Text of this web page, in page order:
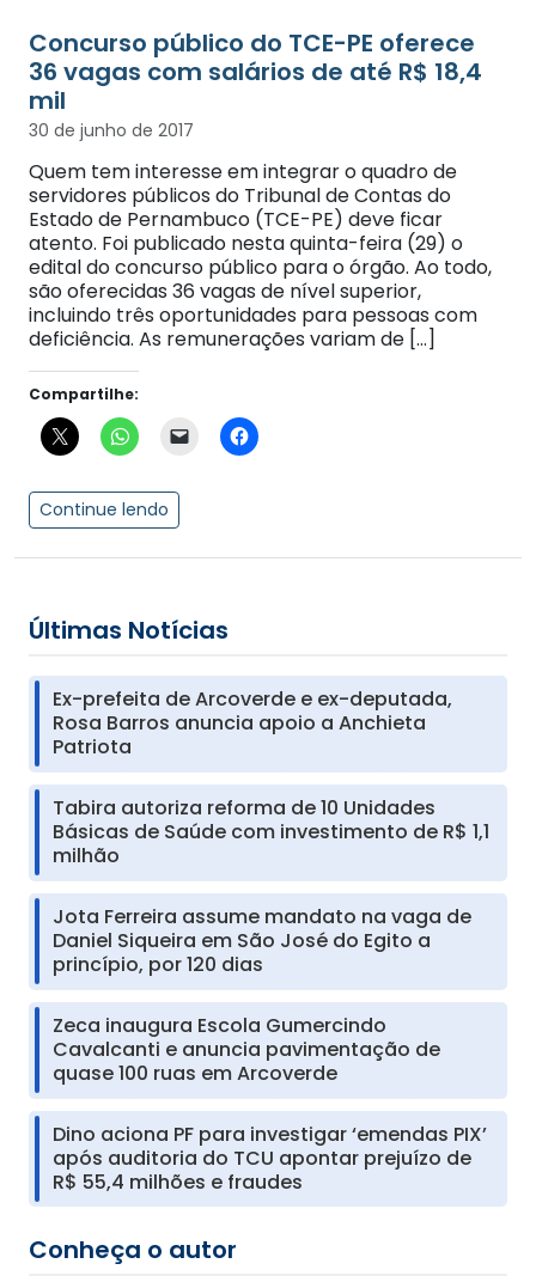
Concurso público do TCE-PE oferece
36 vagas com salários de até R$ 18,4
mil
30 de junho de 2017
Quem tem interesse em integrar o quadro de
servidores públicos do Tribunal de Contas do
Estado de Pernambuco (TCE-PE) deve ficar
atento. Foi publicado nesta quinta-feira (29) o
edital do concurso público para o órgão. Ao todo,
são oferecidas 36 vagas de nível superior,
incluindo três oportunidades para pessoas com
deficiência. As remunerações variam de […]
Compartilhe:
Continue lendo
Últimas Notícias
Ex-prefeita de Arcoverde e ex-deputada,
Rosa Barros anuncia apoio a Anchieta
Patriota
Tabira autoriza reforma de 10 Unidades
Básicas de Saúde com investimento de R$ 1,1
milhão
Jota Ferreira assume mandato na vaga de
Daniel Siqueira em São José do Egito a
princípio, por 120 dias
Zeca inaugura Escola Gumercindo
Cavalcanti e anuncia pavimentação de
quase 100 ruas em Arcoverde
Dino aciona PF para investigar ‘emendas PIX’
após auditoria do TCU apontar prejuízo de
R$ 55,4 milhões e fraudes
Conheça o autor